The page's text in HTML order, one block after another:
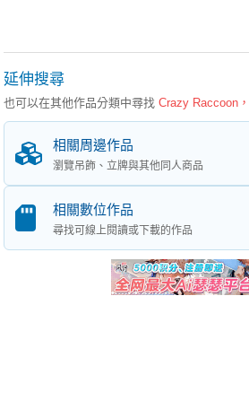
延伸搜尋
也可以在其他作品分類中尋找Crazy Raccoon
相關周邊作品
瀏覽吊飾、立牌與其他同人商品
相關數位作品
尋找可線上閱讀或下載的作品